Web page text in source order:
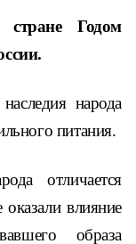
Годом
народа
питания.
отличается
влияние
образа